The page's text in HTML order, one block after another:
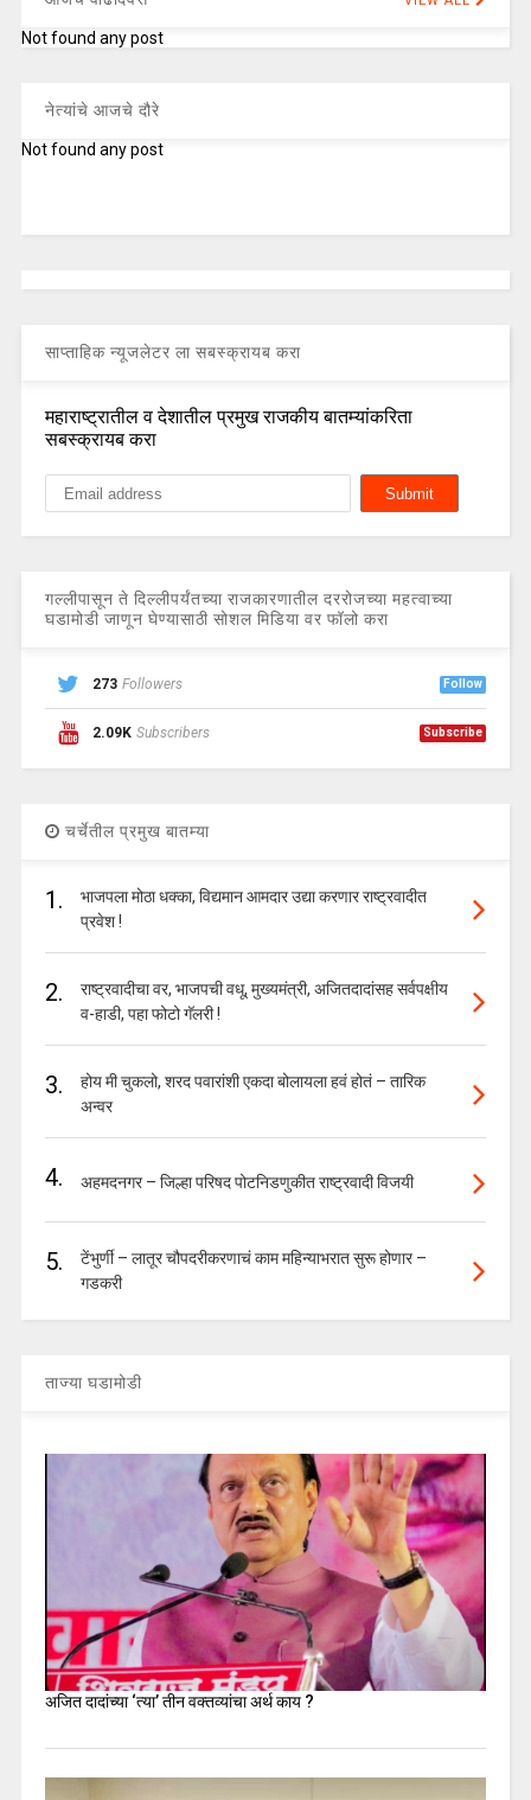
Not found any post
नेत्यांचे आजचे दौरे
Not found any post
साप्ताहिक न्यूजलेटर ला सबस्क्रायब करा
महाराष्ट्रातील व देशातील प्रमुख राजकीय बातम्यांकरिता
सबस्क्रायब करा
गल्लीपासून ते दिल्लीपर्यंतच्या राजकारणातील दररोजच्या महत्वाच्या
घडामोडी जाणून घेण्यासाठी सोशल मिडिया वर फॉलो करा
273 Followers Follow
2.09K Subscribers Subscribe
चर्चेतील प्रमुख बातम्या
1.
भाजपला मोठा धक्का, विद्यमान आमदार उद्या करणार राष्ट्रवादीत
प्रवेश !
2.
राष्ट्रवादीचा वर, भाजपची वधू, मुख्यमंत्री, अजितदादांसह सर्वपक्षीय
व-हाडी, पहा फोटो गॅलरी !
3.
होय मी चुकलो, शरद पवारांशी एकदा बोलायला हवं होतं – तारिक
अन्वर
4. अहमदनगर – जिल्हा परिषद पोटनिडणुकीत राष्ट्रवादी विजयी
5.
टेंभुर्णी – लातूर चौपदरीकरणाचं काम महिन्याभरात सुरू होणार –
गडकरी
ताज्या घडामोडी
अजित दादांच्या ‘त्या’ तीन वक्तव्यांचा अर्थ काय ?